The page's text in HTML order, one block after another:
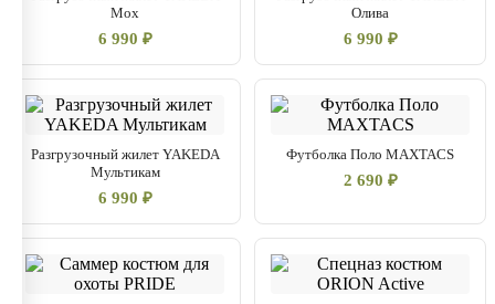
Мох
6 990 ₽
Олива
6 990 ₽
Разгрузочный жилет YAKEDA
Мультикам
6 990 ₽
Футболка Поло MAXTACS
2 690 ₽